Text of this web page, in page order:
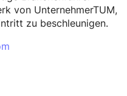
von UnternehmerTUM,
zu beschleunigen.